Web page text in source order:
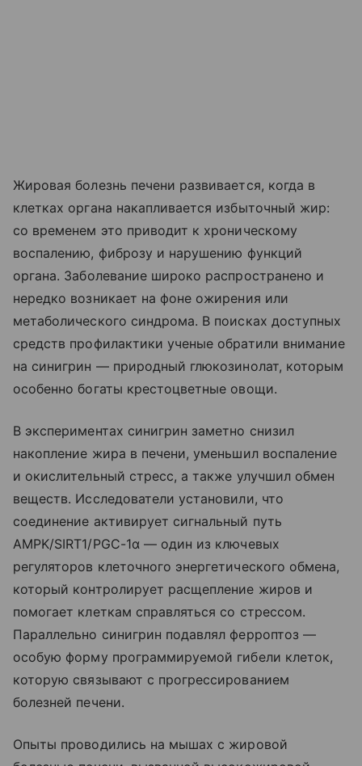
Жировая болезнь печени развивается, когда в
клетках органа накапливается избыточный жир:
со временем это приводит к хроническому
воспалению, фиброзу и нарушению функций
органа. Заболевание широко распространено и
нередко возникает на фоне ожирения или
метаболического синдрома. В поисках доступных
средств профилактики ученые обратили внимание
на синигрин — природный глюкозинолат, которым
особенно богаты крестоцветные овощи.
В экспериментах синигрин заметно снизил
накопление жира в печени, уменьшил воспаление
и окислительный стресс, а также улучшил обмен
веществ. Исследователи установили, что
соединение активирует сигнальный путь
AMPK/SIRT1/PGC-1α — один из ключевых
регуляторов клеточного энергетического обмена,
который контролирует расщепление жиров и
помогает клеткам справляться со стрессом.
Параллельно синигрин подавлял ферроптоз —
особую форму программируемой гибели клеток,
которую связывают с прогрессированием
болезней печени.
Опыты проводились на мышах с жировой